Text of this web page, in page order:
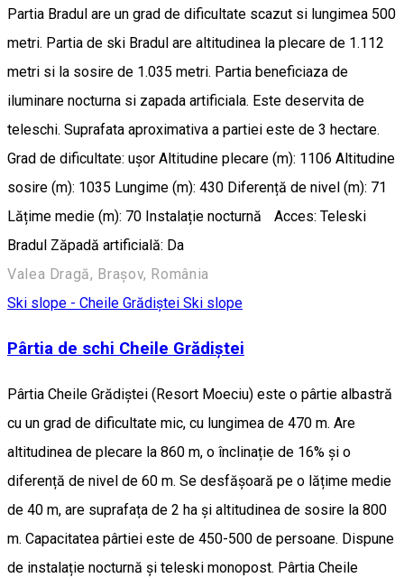
Partia Bradul are un grad de dificultate scazut si lungimea 500
metri. Partia de ski Bradul are altitudinea la plecare de 1.112
metri si la sosire de 1.035 metri. Partia beneficiaza de
iluminare nocturna si zapada artificiala. Este deservita de
teleschi. Suprafata aproximativa a partiei este de 3 hectare.
Grad de dificultate: ușor Altitudine plecare (m): 1106 Altitudine
sosire (m): 1035 Lungime (m): 430 Diferență de nivel (m): 71
Lățime medie (m): 70 Instalație nocturnă Acces: Teleski
Bradul Zăpadă artificială: Da
Valea Dragă, Brașov, România
Ski slope - Cheile Grădiștei Ski slope
Pârtia de schi Cheile Grădiștei
Pârtia Cheile Grădiștei (Resort Moeciu) este o pârtie albastră
cu un grad de dificultate mic, cu lungimea de 470 m. Are
altitudinea de plecare la 860 m, o înclinație de 16% și o
diferență de nivel de 60 m. Se desfășoară pe o lățime medie
de 40 m, are suprafața de 2 ha și altitudinea de sosire la 800
m. Capacitatea pârtiei este de 450-500 de persoane. Dispune
de instalație nocturnă și teleski monopost. Pârtia Cheile